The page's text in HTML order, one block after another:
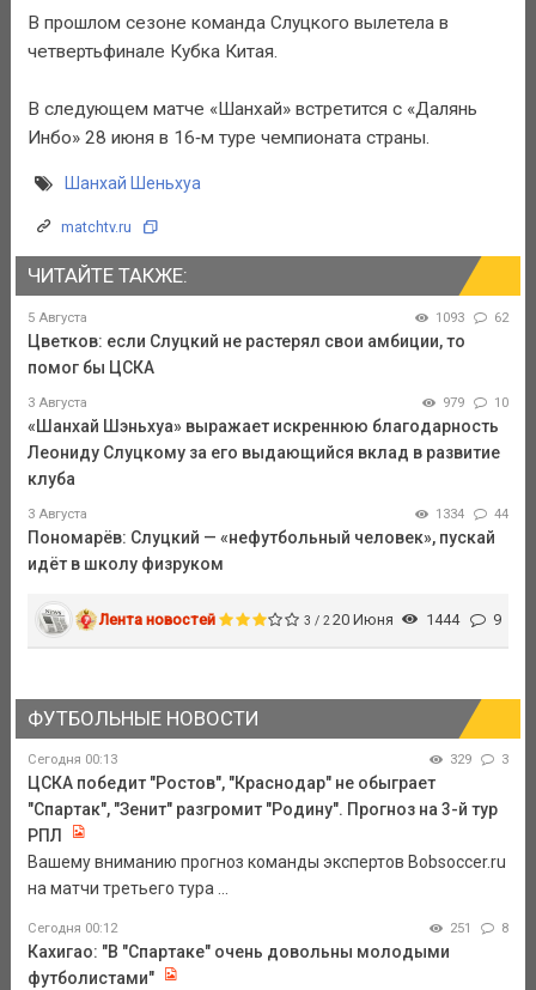
В прошлом сезоне команда Слуцкого вылетела в
четвертьфинале Кубка Китая.
В следующем матче «Шанхай» встретится с «Далянь
Инбо» 28 июня в 16‑м туре чемпионата страны.
Шанхай Шеньхуа
matchtv.ru
ЧИТАЙТЕ ТАКЖЕ:
5 Августа 1093 62
Цветков: если Слуцкий не растерял свои амбиции, то
помог бы ЦСКА
3 Августа 979 10
«Шанхай Шэньхуа» выражает искреннюю благодарность
Леониду Слуцкому за его выдающийся вклад в развитие
клуба
3 Августа 1334 44
Пономарёв: Слуцкий — «нефутбольный человек», пускай
идёт в школу физруком
Лента новостей 3 / 220 Июня 1444 9
ФУТБОЛЬНЫЕ НОВОСТИ
Сегодня 00:13 329 3
ЦСКА победит "Ростов", "Краснодар" не обыграет
"Спартак", "Зенит" разгромит "Родину". Прогноз на 3-й тур
РПЛ
Вашему вниманию прогноз команды экспертов Bobsoccer.ru
на матчи третьего тура ...
Сегодня 00:12 251 8
Кахигао: "В "Спартаке" очень довольны молодыми
футболистами"